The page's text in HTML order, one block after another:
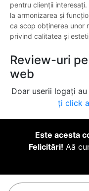
pentru clienții
la armonizarea și
ca scop obținerea unor
privind calitatea și
Review-uri
web
Doar userii logați
ți click
Este acesta
Felicitări! Aă